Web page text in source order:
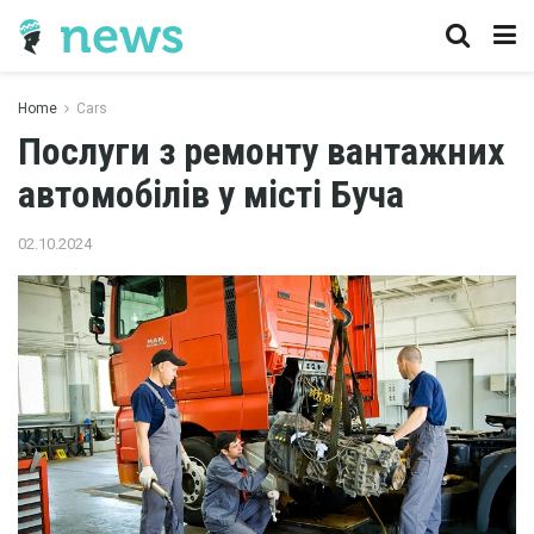
Home Cars
Послуги з ремонту вантажних
автомобілів у місті Буча
02.10.2024